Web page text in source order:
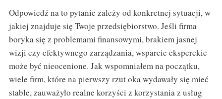
Odpowiedź na to pytanie zależy od konkretnej sytuacji, w
jakiej znajduje się Twoje przedsiębiorstwo. Jeśli firma
boryka się z problemami finansowymi, brakiem jasnej
wizji czy efektywnego zarządzania, wsparcie eksperckie
może być nieocenione. Jak wspomniałem na początku,
wiele firm, które na pierwszy rzut oka wydawały się mieć
stable, zauważyło realne korzyści z korzystania z usług